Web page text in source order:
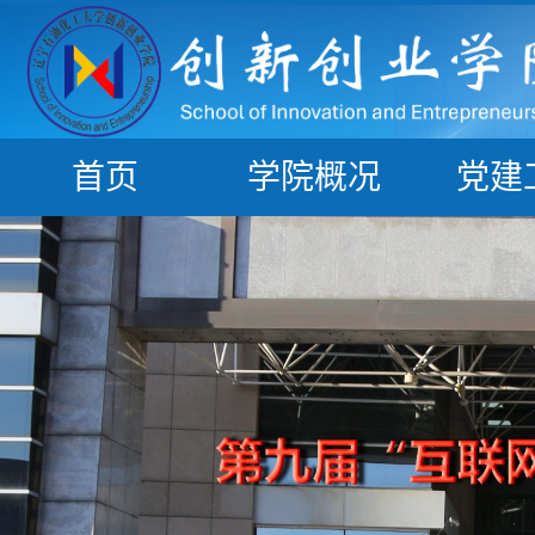
首页 学院概况 党建